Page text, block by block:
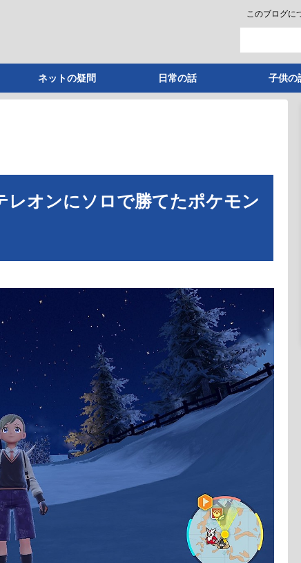
このブログに
ネットの疑問 日常の話 子供の
レオンにソロで勝てたポケモン